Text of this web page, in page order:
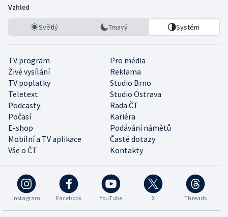
Vzhled
Světlý Tmavý Systém
TV program
Pro média
Živé vysílání
Reklama
TV poplatky
Studio Brno
Teletext
Studio Ostrava
Podcasty
Rada ČT
Počasí
Kariéra
E-shop
Podávání námětů
Mobilní a TV aplikace
Časté dotazy
Vše o ČT
Kontakty
Instagram Facebook YouTube X Threads